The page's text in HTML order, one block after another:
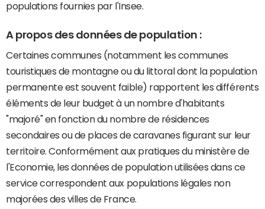
populations fournies par l'Insee.
A propos des données de population :
Certaines communes (notamment les communes
touristiques de montagne ou du littoral dont la population
permanente est souvent faible) rapportent les différents
éléments de leur budget à un nombre d'habitants
"majoré" en fonction du nombre de résidences
secondaires ou de places de caravanes figurant sur leur
territoire. Conformément aux pratiques du ministère de
l'Economie, les données de population utilisées dans ce
service correspondent aux populations légales non
majorées des villes de France.